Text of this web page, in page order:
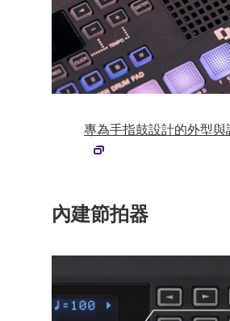
專為手指鼓設計的外型
內建節拍器